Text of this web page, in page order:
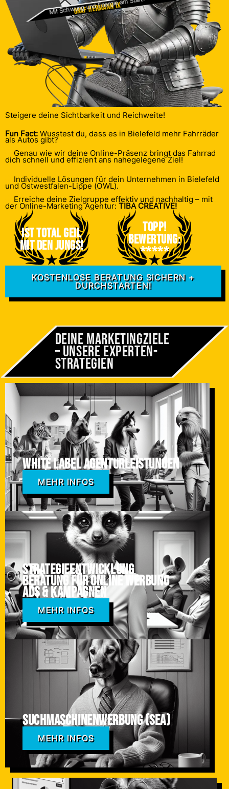
Graf Hermann IX
Mit Schwung und Energie am Start!
Steigere deine Sichtbarkeit und Reichweite!
Fun Fact: Wusstest du, dass es in Bielefeld mehr Fahrräder
als Autos gibt?
Genau wie wir deine Online-Präsenz bringt das Fahrrad
dich schnell und effizient ans nahegelegene Ziel!
Individuelle Lösungen für dein Unternehmen in Bielefeld
und Ostwestfalen-Lippe (OWL).
Erreiche deine Zielgruppe effektiv und nachhaltig – mit
der Online-Marketing Agentur: TIBA CREATIVE!
Ist total geil
mit den jungs!
Topp!
Bewertung:
*****
KOSTENLOSE BERATUNG SICHERN +
DURCHSTARTEN!
Deine Marketingziele
– Unsere Experten­
strategien
White Label Agenturleistungen
MEHR INFOS
Strategieentwicklung
Beratung für online Werbung
ADS & Kampagnen
MEHR INFOS
Suchmaschinenwerbung (SEA)
MEHR INFOS